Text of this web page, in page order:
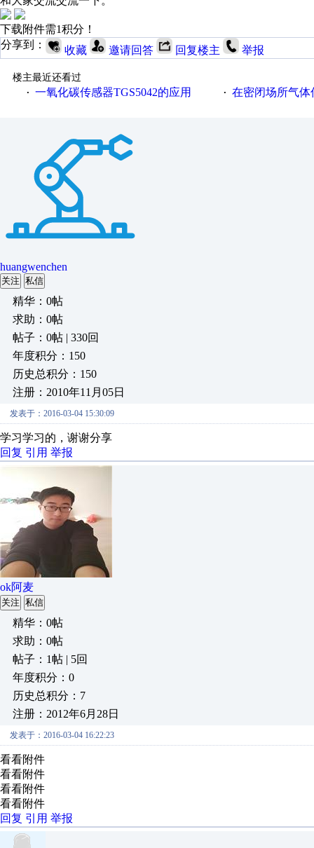
下载附件需1积分！
分享到：
收藏 邀请回答 回复楼主 举报
楼主最近还看过
· 一氧化碳传感器TGS5042的应用 · 在密闭场所气体传
huangwenchen
关注 私信
精华：0帖
求助：0帖
帖子：0帖 | 330回
年度积分：150
历史总积分：150
注册：2010年11月05日
发表于：2016-03-04 15:30:09
学习学习的，谢谢分享
回复 引用 举报
ok阿麦
关注 私信
精华：0帖
求助：0帖
帖子：1帖 | 5回
年度积分：0
历史总积分：7
注册：2012年6月28日
发表于：2016-03-04 16:22:23
看看附件
看看附件
看看附件
看看附件
回复 引用 举报